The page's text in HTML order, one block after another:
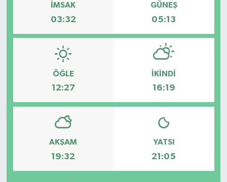
İMSAK
03:32
GÜNEŞ
05:13
ÖĞLE
12:27
İKINDI
16:19
AKŞAM
19:32
YATSI
21:05